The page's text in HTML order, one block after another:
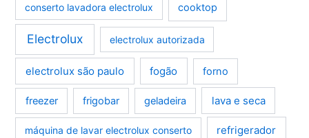
conserto lavadora electrolux cooktop
Electrolux electrolux autorizada
electrolux são paulo fogão forno
freezer frigobar geladeira lava e seca
máquina de lavar electrolux conserto refrigerador